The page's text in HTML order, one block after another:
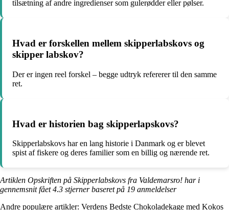
tilsætning af andre ingredienser som gulerødder eller pølser.
Hvad er forskellen mellem skipperlabskovs og
skipper labskov?
Der er ingen reel forskel – begge udtryk refererer til den samme
ret.
Hvad er historien bag skipperlapskovs?
Skipperlabskovs har en lang historie i Danmark og er blevet
spist af fiskere og deres familier som en billig og nærende ret.
Artiklen Opskriften på Skipperlabskovs fra Valdemarsro! har i
gennemsnit fået4.3 stjerner baseret på 19 anmeldelser
Andre populære artikler: Verdens Bedste Chokoladekage med Kokos